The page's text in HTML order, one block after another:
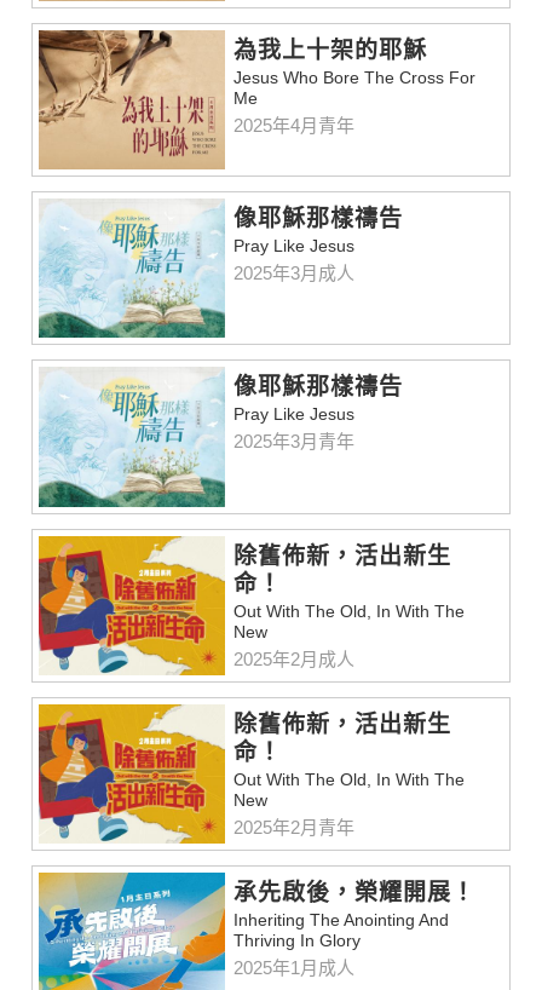
為我上十架的耶穌
Jesus Who Bore The Cross For
Me
2025年4月青年
像耶穌那樣禱告
Pray Like Jesus
2025年3月成人
像耶穌那樣禱告
Pray Like Jesus
2025年3月青年
除舊佈新，活出新生
命！
Out With The Old, In With The
New
2025年2月成人
除舊佈新，活出新生
命！
Out With The Old, In With The
New
2025年2月青年
承先啟後，榮耀開展！
Inheriting The Anointing And
Thriving In Glory
2025年1月成人